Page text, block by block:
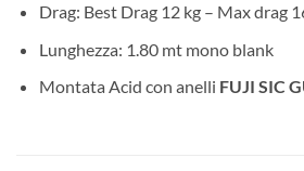
Drag: Best Drag 12 kg – Max drag
Lunghezza: 1.80 mt mono blank
Montata Acid con anelli FUJI SIC